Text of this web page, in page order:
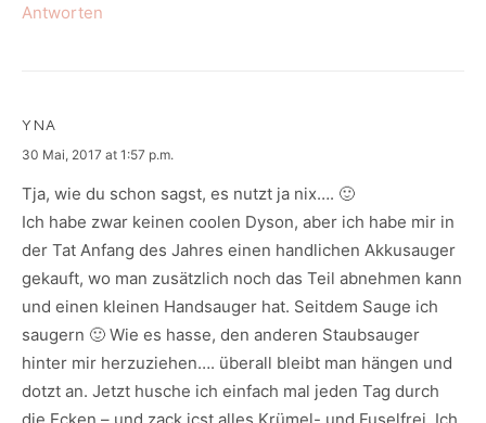
Antworten
YNA
says:
30 Mai, 2017 at 1:57 p.m.
Tja, wie du schon sagst, es nutzt ja nix…. 🙂
Ich habe zwar keinen coolen Dyson, aber ich habe mir in
der Tat Anfang des Jahres einen handlichen Akkusauger
gekauft, wo man zusätzlich noch das Teil abnehmen kann
und einen kleinen Handsauger hat. Seitdem Sauge ich
saugern 🙂 Wie es hasse, den anderen Staubsauger
hinter mir herzuziehen…. überall bleibt man hängen und
dotzt an. Jetzt husche ich einfach mal jeden Tag durch